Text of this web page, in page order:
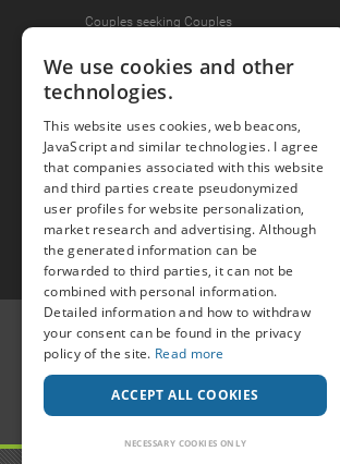
Couples seeking Couples
Join the Fun
Press Area
Invite Friends
© 2015 -2026 Popcorn .dating -Free casual dates
asErotic Discussions
Ideawise Limited
Unit 603A, 6/F, Tower 1 Admiralty
18 Harcourt Road, Admiralty, Hong
Payment and debt collection take place by Compay
We use cookies and other
technologies.
This website uses cookies, web beacons,
JavaScript and similar technologies. I agree
that companies associated with this website
and third parties create pseudonymized
user profiles for website personalization,
market research and advertising. Although
the generated information can be
forwarded to third parties, it can not be
combined with personal information.
Detailed information and how to withdraw
your consent can be found in the privacy
policy of the site. Read more
ACCEPT ALL COOKIES
NECESSARY COOKIES ONLY